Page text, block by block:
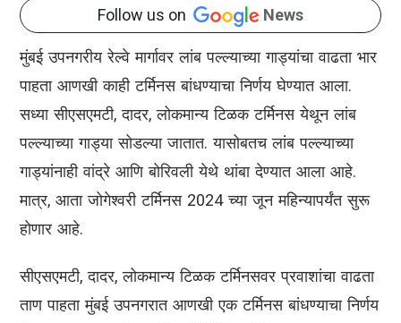
Follow us on News
मुंबई उपनगरीय रेल्वे मार्गावर लांब पल्ल्याच्या गाड्यांचा वाढता भार
पाहता आणखी काही टर्मिनस बांधण्याचा निर्णय घेण्यात आला.
सध्या सीएसएमटी, दादर, लोकमान्य टिळक टर्मिनस येथून लांब
पल्ल्याच्या गाड्या सोडल्या जातात. यासोबतच लांब पल्ल्याच्या
गाड्यांनाही वांद्रे आणि बोरिवली येथे थांबा देण्यात आला आहे.
मात्र, आता जोगेश्वरी टर्मिनस 2024 च्या जून महिन्यापर्यंत सुरू
होणार आहे.
सीएसएमटी, दादर, लोकमान्य टिळक टर्मिनसवर प्रवाशांचा वाढता
ताण पाहता मुंबई उपनगरात आणखी एक टर्मिनस बांधण्याचा निर्णय